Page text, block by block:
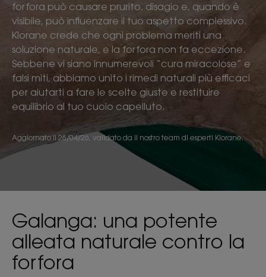
forfora può causare prurito, disagio e, quando è
visibile, può influenzare il tuo aspetto complessivo.
Klorane crede che ogni problema meriti una
soluzione naturale, e la forfora non fa eccezione.
Sebbene vi siano innumerevoli “cura miracolose” e
falsi miti, abbiamo unito i rimedi naturali più efficaci
per aiutarti a fare le scelte giuste e restituire
equilibrio al tuo cuoio capelluto.
Aggiornato il 28/04/26, validato da il nostro team di esperti Klorane.
Galanga: una potente
alleata naturale contro la
forfora